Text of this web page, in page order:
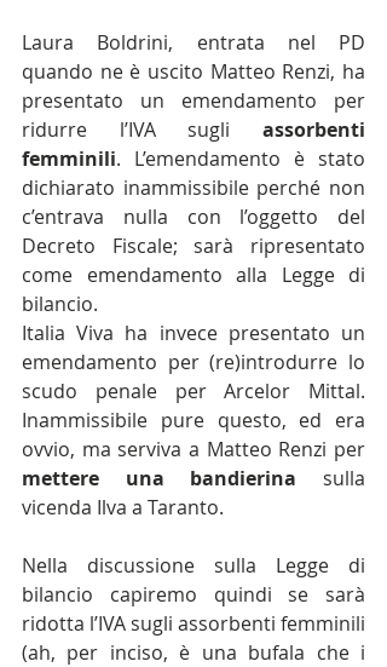
Laura Boldrini, entrata nel PD
quando ne è uscito Matteo Renzi, ha
presentato un emendamento per
ridurre l’IVA sugli assorbenti
femminili. L’emendamento è stato
dichiarato inammissibile perché non
c’entrava nulla con l’oggetto del
Decreto Fiscale; sarà ripresentato
come emendamento alla Legge di
bilancio.
Italia Viva ha invece presentato un
emendamento per (re)introdurre lo
scudo penale per Arcelor Mittal.
Inammissibile pure questo, ed era
mettere una bandierina sulla
vicenda Ilva a Taranto.
Nella discussione sulla Legge di
bilancio capiremo quindi se sarà
ridotta l’IVA sugli assorbenti femminili